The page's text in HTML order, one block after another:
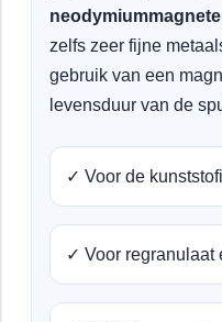
zelfs zeer fijne
gebruik van een
levensduur van de
✓ Voor de
✓ Voor regranulaat